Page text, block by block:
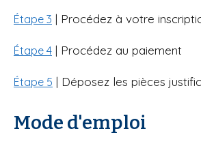
Étape 3 | Procédez à votre
Étape 4 | Procédez au paiement
Étape 5 | Déposez les pièces
Mode d'emploi